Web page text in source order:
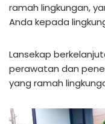
ramah lingkungan,
Anda kepada
Lansekap
perawatan dan
yang ramah